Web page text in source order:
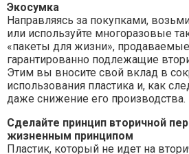
Экосумка
Направляясь за покупками,
или используйте многоразовые
«пакеты для жизни»,
гарантированно подлежащие
Этим вы вносите свой вклад в
использования пластика и, как
даже снижение его производства.
Сделайте принцип вторичной
жизненным принципом
Пластик, который не идет на